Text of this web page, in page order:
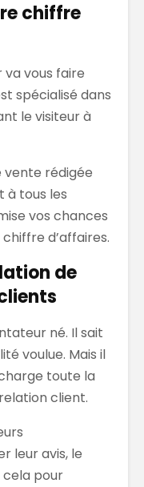
chiffre
vous faire
spécialisé dans
le visiteur à
vente rédigée
à tous les
vos chances
d’affaires.
de
né. Il sait
voulue. Mais il
toute la
client.
leur avis, le
pour